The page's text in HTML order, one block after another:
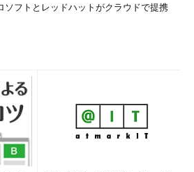
ソフトとレッドハットがクラウドで提携